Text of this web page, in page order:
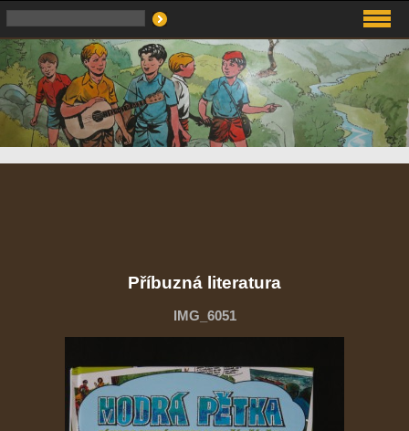
Příbuzná literatura
IMG_6051